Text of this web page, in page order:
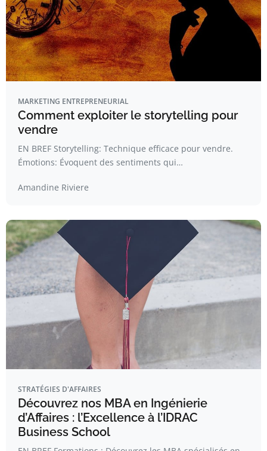
MARKETING ENTREPRENEURIAL
Comment exploiter le storytelling pour
vendre
EN BREF Storytelling: Technique efficace pour vendre.
Émotions: Évoquent des sentiments qui…
Amandine Riviere
STRATÉGIES D'AFFAIRES
Découvrez nos MBA en Ingénierie
d’Affaires : l’Excellence à l’IDRAC
Business School